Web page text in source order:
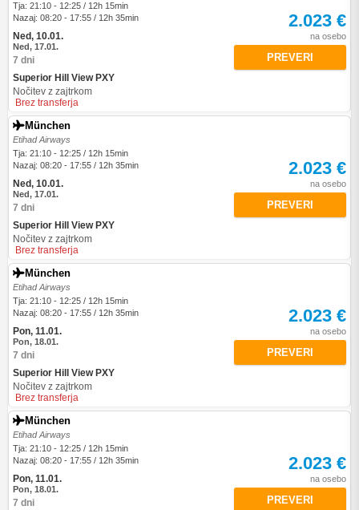
Tja: 21:10 - 12:25 / 12h 15min
Nazaj: 08:20 - 17:55 / 12h 35min
Ned, 10.01.
Ned, 17.01.
7 dni
Superior Hill View PXY
Nočitev z zajtrkom
Brez transferja
2.023 €
na osebo
PREVERI
München
Etihad Airways
Tja: 21:10 - 12:25 / 12h 15min
Nazaj: 08:20 - 17:55 / 12h 35min
Ned, 10.01.
Ned, 17.01.
7 dni
Superior Hill View PXY
Nočitev z zajtrkom
Brez transferja
2.023 €
na osebo
PREVERI
München
Etihad Airways
Tja: 21:10 - 12:25 / 12h 15min
Nazaj: 08:20 - 17:55 / 12h 35min
Pon, 11.01.
Pon, 18.01.
7 dni
Superior Hill View PXY
Nočitev z zajtrkom
Brez transferja
2.023 €
na osebo
PREVERI
München
Etihad Airways
Tja: 21:10 - 12:25 / 12h 15min
Nazaj: 08:20 - 17:55 / 12h 35min
Pon, 11.01.
Pon, 18.01.
7 dni
2.023 €
na osebo
PREVERI